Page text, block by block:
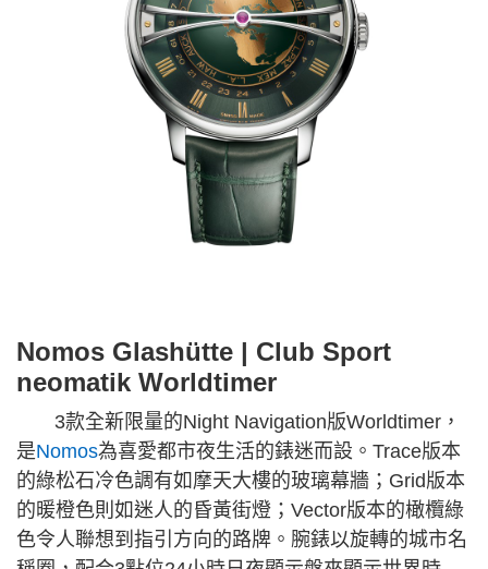
Nomos Glashütte | Club Sport
neomatik Worldtimer
3款全新限量的Night Navigation版Worldtimer，
是Nomos為喜愛都市夜生活的錶迷而設。Trace版本
的綠松石冷色調有如摩天大樓的玻璃幕牆；Grid版本
的暖橙色則如迷人的昏黃街燈；Vector版本的橄欖綠
色令人聯想到指引方向的路牌。腕錶以旋轉的城市名